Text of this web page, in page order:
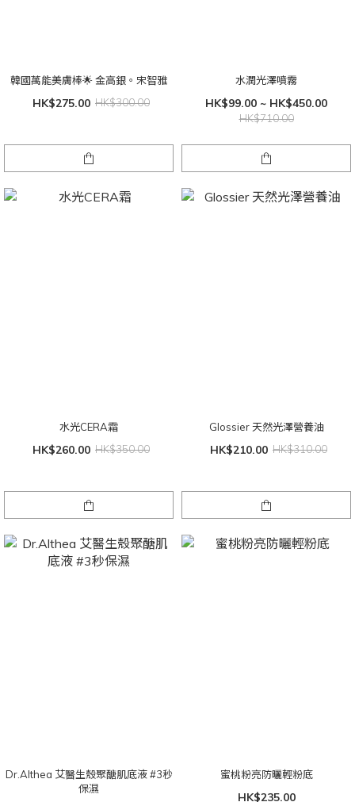
韓國萬能美膚棒🌟 金高銀。宋智雅
HK$275.00 HK$300.00
水潤光澤噴霧
HK$99.00 ~ HK$450.00
HK$710.00
水光CERA霜
HK$260.00 HK$350.00
Glossier 天然光澤營養油
HK$210.00 HK$310.00
Dr.Althea 艾醫生殼聚醣肌底液 #3秒
保濕
蜜桃粉亮防曬輕粉底
HK$235.00